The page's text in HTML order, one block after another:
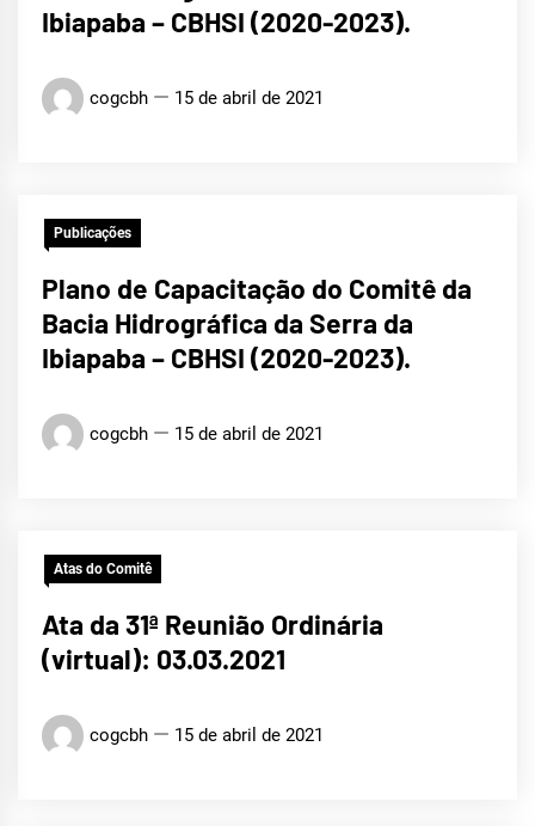
Ibiapaba – CBHSI (2020-2023).
cogcbh 15 de abril de 2021
Publicações
Plano de Capacitação do Comitê da
Bacia Hidrográfica da Serra da
Ibiapaba – CBHSI (2020-2023).
cogcbh 15 de abril de 2021
Atas do Comitê
Ata da 31ª Reunião Ordinária
(virtual): 03.03.2021
cogcbh 15 de abril de 2021